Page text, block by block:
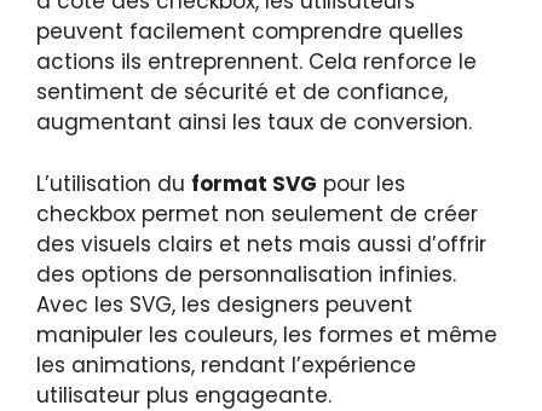
peuvent facilement comprendre quelles
actions ils entreprennent. Cela renforce le
sentiment de sécurité et de confiance,
augmentant ainsi les taux de conversion.
L’utilisation du format SVG pour les
checkbox permet non seulement de créer
des visuels clairs et nets mais aussi d’offrir
des options de personnalisation infinies.
Avec les SVG, les designers peuvent
manipuler les couleurs, les formes et même
les animations, rendant l’expérience
utilisateur plus engageante.